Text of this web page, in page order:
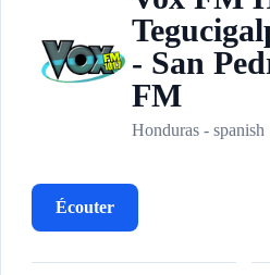
V
- San
FM
Honduras - spanish
Écouter